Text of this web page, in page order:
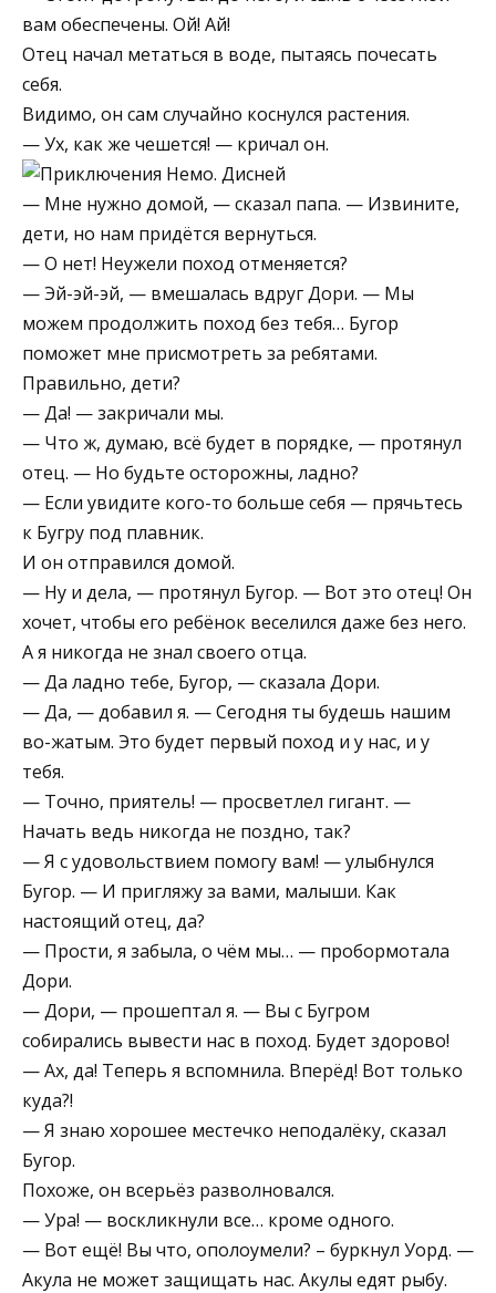
вам обеспечены. Ой! Ай!
Отец начал метаться в воде, пытаясь почесать
себя.
Видимо, он сам случайно коснулся растения.
— Ух, как же чешется! — кричал он.
— Мне нужно домой, — сказал папа. — Извините,
дети, но нам придётся вернуться.
— О нет! Неужели поход отменяется?
— Эй-эй-эй, — вмешалась вдруг Дори. — Мы
можем продолжить поход без тебя… Бугор
поможет мне присмотреть за ребятами.
Правильно, дети?
— Да! — закричали мы.
— Что ж, думаю, всё будет в порядке, — протянул
отец. — Но будьте осторожны, ладно?
— Если увидите кого-то больше себя — прячьтесь
к Бугру под плавник.
И он отправился домой.
— Ну и дела, — протянул Бугор. — Вот это отец! Он
хочет, чтобы его ребёнок веселился даже без него.
А я никогда не знал своего отца.
— Да ладно тебе, Бугор, — сказала Дори.
— Да, — добавил я. — Сегодня ты будешь нашим
во-жатым. Это будет первый поход и у нас, и у
тебя.
— Точно, приятель! — просветлел гигант. —
Начать ведь никогда не поздно, так?
— Я с удовольствием помогу вам! — улыбнулся
Бугор. — И пригляжу за вами, малыши. Как
настоящий отец, да?
— Прости, я забыла, о чём мы… — пробормотала
Дори.
— Дори, — прошептал я. — Вы с Бугром
собирались вывести нас в поход. Будет здорово!
— Ах, да! Теперь я вспомнила. Вперёд! Вот только
куда?!
— Я знаю хорошее местечко неподалёку, сказал
Бугор.
Похоже, он всерьёз разволновался.
— Ура! — воскликнули все… кроме одного.
— Вот ещё! Вы что, ополоумели? – буркнул Уорд. —
Акула не может защищать нас. Акулы едят рыбу.